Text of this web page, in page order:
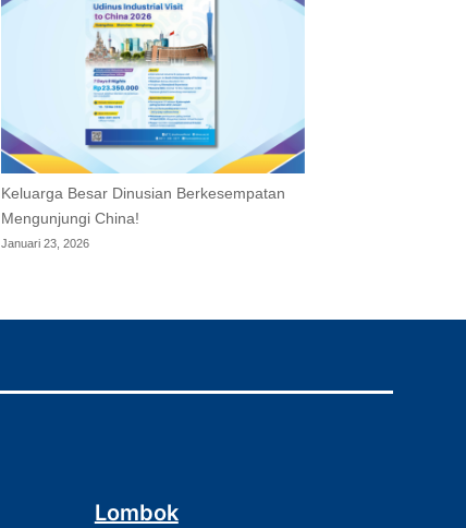
Keluarga Besar Dinusian Berkesempatan
Mengunjungi China!
Januari 23, 2026
Lombok